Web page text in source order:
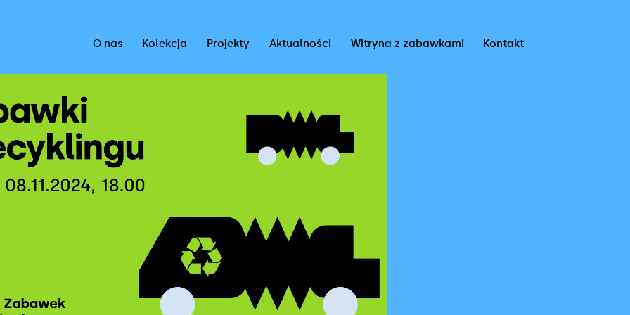
O nas Kolekcja Projekty Aktualności Witryna z zabawkami Kontakt